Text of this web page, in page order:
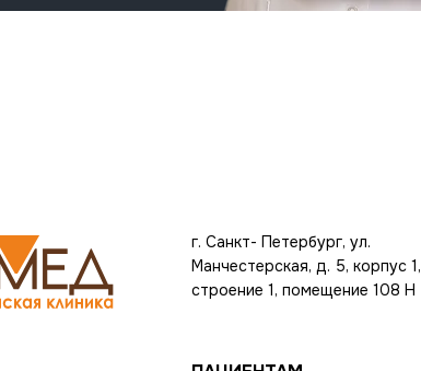
г. Санкт- Петербург, ул.
Манчестерская, д. 5, корпус 1,
строение 1, помещение 108 Н